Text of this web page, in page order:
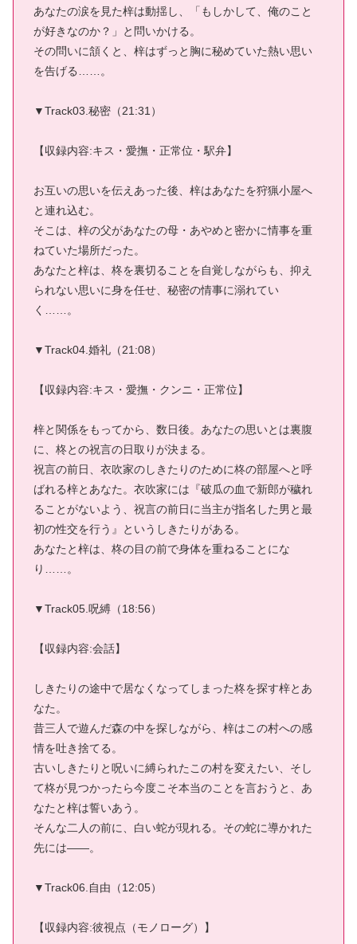
あなたの涙を見た梓は動揺し、「もしかして、俺のこと
が好きなのか？」と問いかける。
その問いに頷くと、梓はずっと胸に秘めていた熱い思い
を告げる……。
▼Track03.秘密（21:31）
【収録内容:キス・愛撫・正常位・駅弁】
お互いの思いを伝えあった後、梓はあなたを狩猟小屋へ
と連れ込む。
そこは、梓の父があなたの母・あやめと密かに情事を重
ねていた場所だった。
あなたと梓は、柊を裏切ることを自覚しながらも、抑え
られない思いに身を任せ、秘密の情事に溺れてい
く……。
▼Track04.婚礼（21:08）
【収録内容:キス・愛撫・クンニ・正常位】
梓と関係をもってから、数日後。あなたの思いとは裏腹
に、柊との祝言の日取りが決まる。
祝言の前日、衣吹家のしきたりのために柊の部屋へと呼
ばれる梓とあなた。衣吹家には『破瓜の血で新郎が穢れ
ることがないよう、祝言の前日に当主が指名した男と最
初の性交を行う』というしきたりがある。
あなたと梓は、柊の目の前で身体を重ねることにな
り……。
▼Track05.呪縛（18:56）
【収録内容:会話】
しきたりの途中で居なくなってしまった柊を探す梓とあ
なた。
昔三人で遊んだ森の中を探しながら、梓はこの村への感
情を吐き捨てる。
古いしきたりと呪いに縛られたこの村を変えたい、そし
て柊が見つかったら今度こそ本当のことを言おうと、あ
なたと梓は誓いあう。
そんな二人の前に、白い蛇が現れる。その蛇に導かれた
先には――。
▼Track06.自由（12:05）
【収録内容:彼視点（モノローグ）】